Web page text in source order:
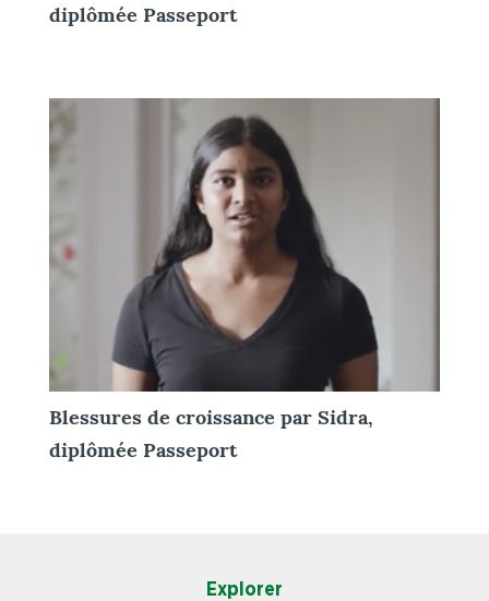
diplômée Passeport
Blessures de croissance par Sidra,
diplômée Passeport
Explorer